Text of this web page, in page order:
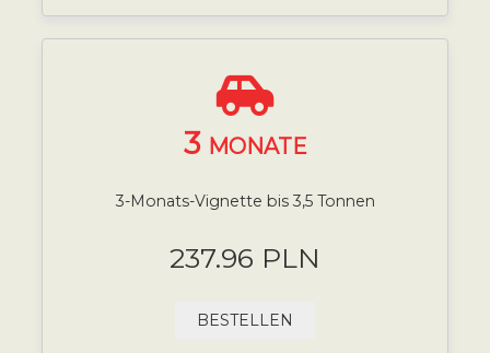
3 MONATE
3-Monats-Vignette bis 3,5 Tonnen
237.96 PLN
BESTELLEN